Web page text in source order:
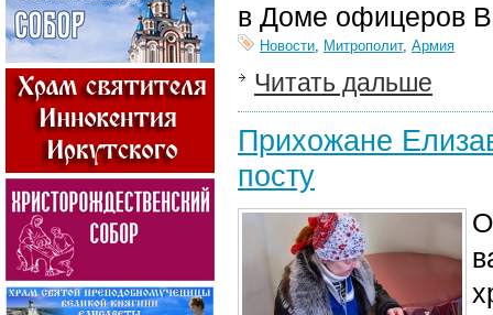
в Доме офицеров
Новости, Митрополит, Армия
Читать дальше
Прихожане
посту